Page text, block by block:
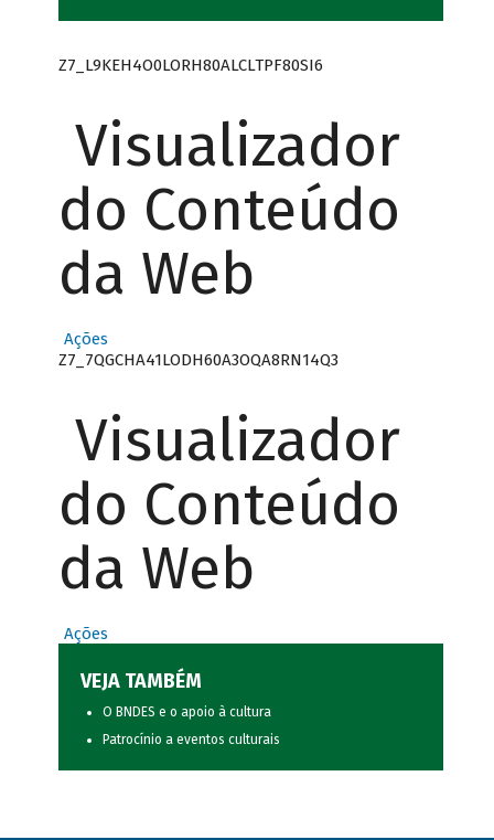
Z7_L9KEH4O0LORH80ALCLTPF80SI6
Visualizador
do Conteúdo
da Web
Ações
Z7_7QGCHA41LODH60A3OQA8RN14Q3
Visualizador
do Conteúdo
da Web
Ações
VEJA TAMBÉM
O BNDES e o apoio à cultura
Patrocínio a eventos culturais